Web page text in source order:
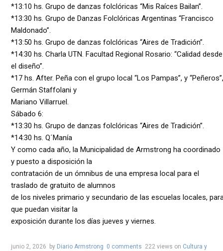
*13:10 hs. Grupo de danzas folclóricas “Mis Raíces Bailan”.
*13:30 hs. Grupo de Danzas Folclóricas Argentinas “Francisco
Maldonado”.
*13:50 hs. Grupo de danzas folclóricas “Aires de Tradición”.
*14:30 hs. Charla UTN. Facultad Regional Rosario: “Calidad desde
el diseño”.
*17 hs. After. Peña con el grupo local “Los Pampas”, y “Peñeros”,
Germán Staffolani y
Mariano Villarruel.
Sábado 6:
*13:30 hs. Grupo de danzas folclóricas “Aires de Tradición”.
*14:30 hs. Q´Manía
Y como cada año, la Municipalidad de Armstrong ha coordinado
y puesto a disposición la
contratación de un ómnibus de una empresa local para el
traslado de gratuito de alumnos
de los niveles primario y secundario de las escuelas locales,
que puedan visitar la
exposición durante los días jueves y viernes.
junio 2, 2026 by Diario Armstrong 0 comments 222 views on Cultura y